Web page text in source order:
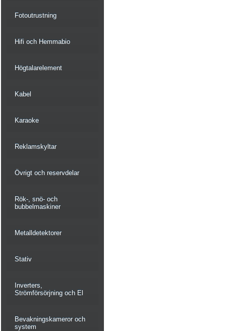
Fotoutrustning
Hifi och Hemmabio
Högtalarelement
Kabel
Karaoke
Reklamskyltar
Övrigt och reservdelar
Rök-, snö- och
bubbelmaskiner
Metalldetektorer
Stativ
Inverters,
Strömförsörjning och El
Bevakningskameror och
system